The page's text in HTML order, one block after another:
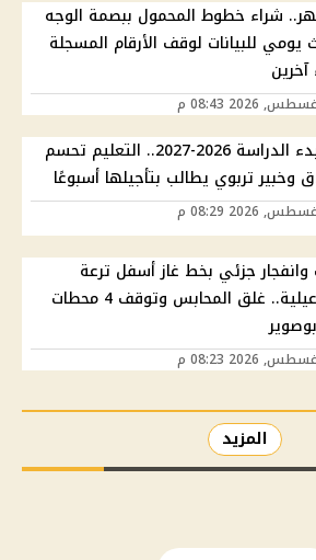
شراء خطوط المحمول ببصمة الوجه
يومي للبيانات لوقف الأرقام المسجلة
موعد بدء الدراسة 2026-2027.. التعليم تحسم
وخبير تربوي يطالب بتأجيلها أسبوعًا
جزئي بخط غاز أسفل ترعة
الإسماعيلية.. غلق المحابس وتوقف 4 محطات
المزيد